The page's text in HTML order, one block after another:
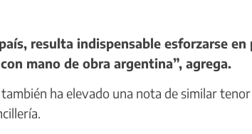
resulta indispensable esforzarse en
mano de obra argentina”, agrega.
ha elevado una nota de similar